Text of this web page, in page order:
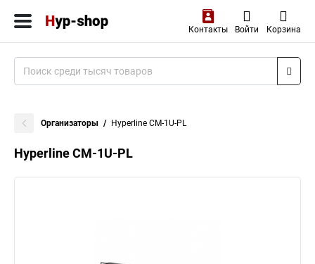
Контакты Войти Корзина
Организаторы Hyperline CM-1U-PL
Hyperline CM-1U-PL